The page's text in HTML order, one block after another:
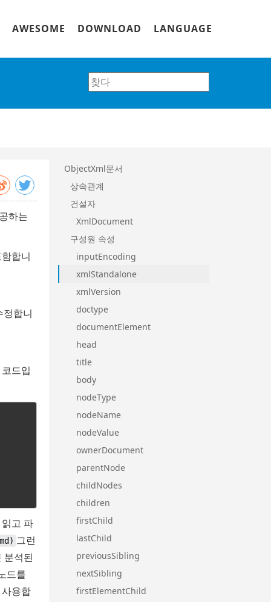
AWESOME DOWNLOAD LANGUAGE
하는
합니
정합니
드입
고 파
그런
분석된
드를
사용합
ObjectXml문서
상속관계
건설자
XmlDocument
구성원 속성
inputEncoding
xmlStandalone
xmlVersion
doctype
documentElement
head
title
body
nodeType
nodeName
nodeValue
ownerDocument
parentNode
childNodes
children
firstChild
lastChild
previousSibling
nextSibling
firstElementChild